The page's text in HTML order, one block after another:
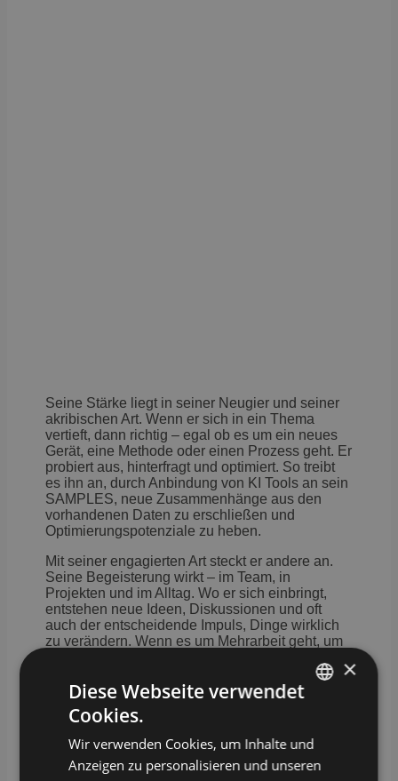
Seine Stärke liegt in seiner Neugier und seiner
akribischen Art. Wenn er sich in ein Thema
vertieft, dann richtig – egal ob es um ein neues
Gerät, eine Methode oder einen Prozess geht. Er
probiert aus, hinterfragt und optimiert. So treibt
es ihn an, durch Anbindung von KI Tools an sein
SAMPLES, neue Zusammenhänge aus den
vorhandenen Daten zu erschließen und
Optimierungspotenziale zu heben.
Mit seiner engagierten Art steckt er andere an.
Seine Begeisterung wirkt – im Team, in
Projekten und im Alltag. Wo er sich einbringt,
entstehen neue Ideen, Diskussionen und oft
auch der entscheidende Impuls, Dinge wirklich
zu verändern. Wenn es um Mehrarbeit geht, um
Mit SAMPLES findet er genau die Umgebung,
die er braucht: offen, flexibel und vernetzbar. Die
einfache Anbindung von Geräten, die moderne
ENGLISH
×
Diese Webseite verwendet
Cookies.
Wir verwenden Cookies, um Inhalte und
Anzeigen zu personalisieren und unseren